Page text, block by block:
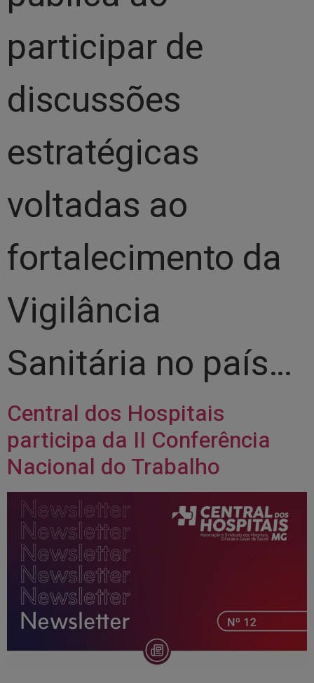
participar de
discussões
estratégicas
voltadas ao
fortalecimento da
Vigilância
Sanitária no país…
Central dos Hospitais
participa da II Conferência
Nacional do Trabalho